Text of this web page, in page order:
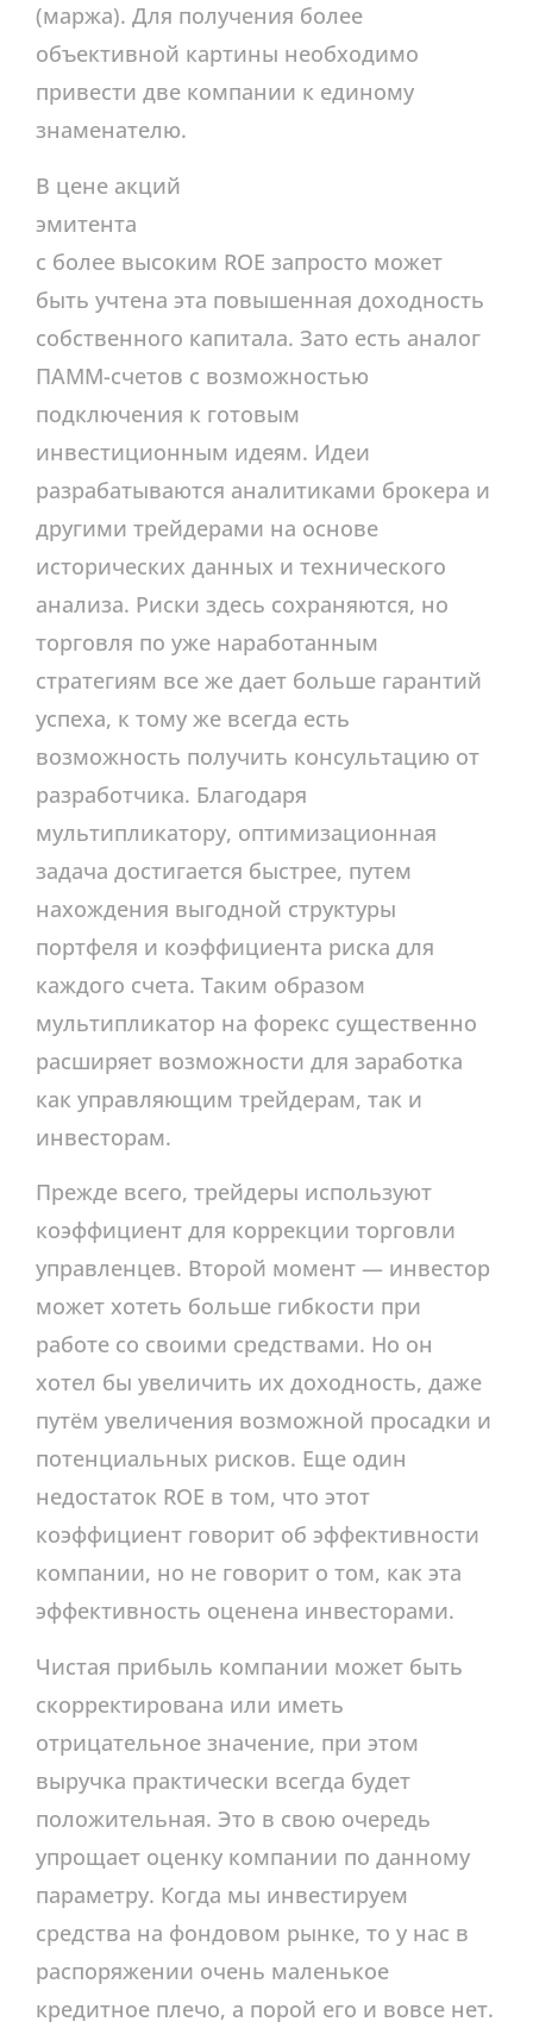
(маржа). Для получения более
объективной картины необходимо
привести две компании к единому
знаменателю.
В цене акций
эмитента
с более высоким ROE запросто может
быть учтена эта повышенная доходность
собственного капитала. Зато есть аналог
ПАММ-счетов с возможностью
подключения к готовым
инвестиционным идеям. Идеи
разрабатываются аналитиками брокера и
другими трейдерами на основе
исторических данных и технического
анализа. Риски здесь сохраняются, но
торговля по уже наработанным
стратегиям все же дает больше гарантий
успеха, к тому же всегда есть
возможность получить консультацию от
разработчика. Благодаря
мультипликатору, оптимизационная
задача достигается быстрее, путем
нахождения выгодной структуры
портфеля и коэффициента риска для
каждого счета. Таким образом
мультипликатор на форекс существенно
расширяет возможности для заработка
как управляющим трейдерам, так и
инвесторам.
Прежде всего, трейдеры используют
коэффициент для коррекции торговли
управленцев. Второй момент — инвестор
может хотеть больше гибкости при
работе со своими средствами. Но он
хотел бы увеличить их доходность, даже
путём увеличения возможной просадки и
потенциальных рисков. Еще один
недостаток ROE в том, что этот
коэффициент говорит об эффективности
компании, но не говорит о том, как эта
эффективность оценена инвесторами.
Чистая прибыль компании может быть
скорректирована или иметь
отрицательное значение, при этом
выручка практически всегда будет
положительная. Это в свою очередь
упрощает оценку компании по данному
параметру. Когда мы инвестируем
средства на фондовом рынке, то у нас в
распоряжении очень маленькое
кредитное плечо, а порой его и вовсе нет.